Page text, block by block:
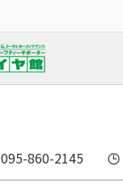
095-860-2145